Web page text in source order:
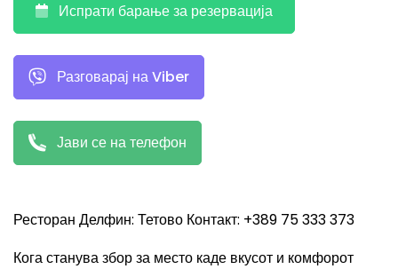
Испрати барање за резервација
Разговарај на Viber
Јави се на телефон
Ресторан Делфин: Тетово Контакт: +389 75 333 373
Кога станува збор за место каде вкусот и комфорот